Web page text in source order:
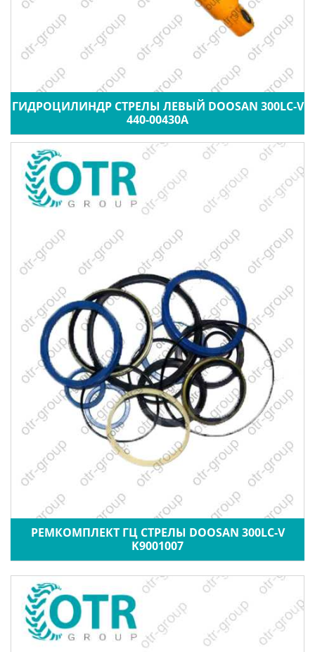
ГИДРОЦИЛИНДР СТРЕЛЫ ЛЕВЫЙ DOOSAN 300LC-V
440-00430A
РЕМКОМПЛЕКТ ГЦ СТРЕЛЫ DOOSAN 300LC-V
K9001007